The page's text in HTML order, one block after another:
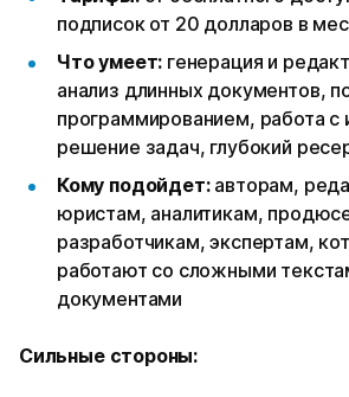
подписок от 20 долларов в
Что умеет: генерация и
анализ длинных документов,
программированием, работа
решение задач, глубокий
Кому подойдет:авторам,
юристам, аналитикам,
разработчикам, экспертам,
работают со сложными
документами
Сильные стороны: